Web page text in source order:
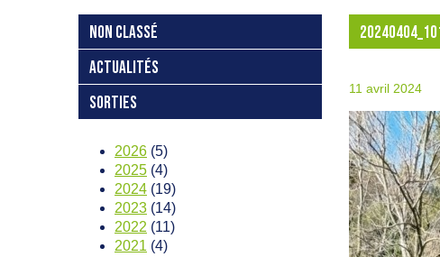
NON CLASSÉ
ACTUALITÉS
SORTIES
2026 (5)
2025 (4)
2024 (19)
2023 (14)
2022 (11)
2021 (4)
11 avril 2024